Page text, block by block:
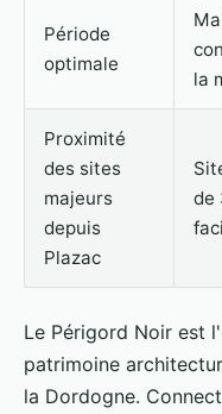
Période
optimale
la
Proximité
des sites
majeurs
depuis
Plazac
de
Le Périgord Noir est
patrimoine
la Dordogne.